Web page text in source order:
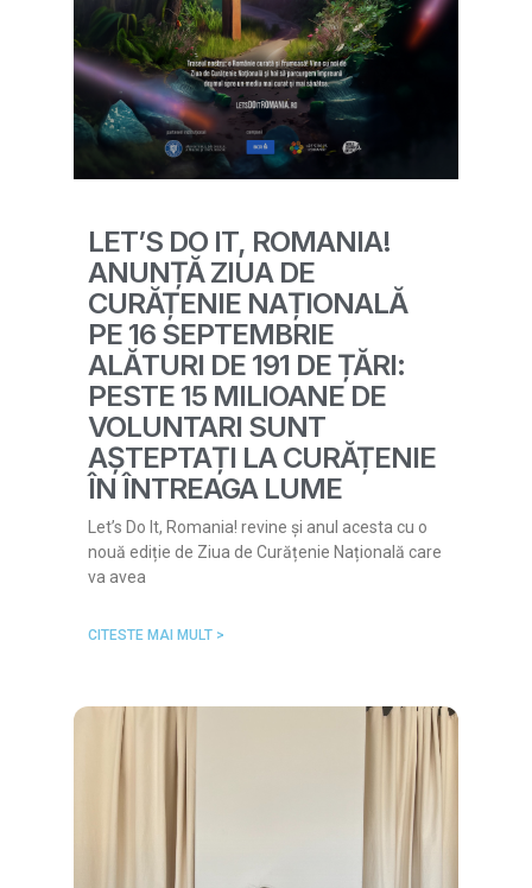
LET’S DO IT, ROMANIA!
ANUNȚĂ ZIUA DE
CURĂȚENIE NAȚIONALĂ
PE 16 SEPTEMBRIE
ALĂTURI DE 191 DE ȚĂRI:
PESTE 15 MILIOANE DE
VOLUNTARI SUNT
AȘTEPTAȚI LA CURĂȚENIE
ÎN ÎNTREAGA LUME
Let’s Do It, Romania! revine și anul acesta cu o
nouă ediție de Ziua de Curățenie Națională care
va avea
CITESTE MAI MULT >